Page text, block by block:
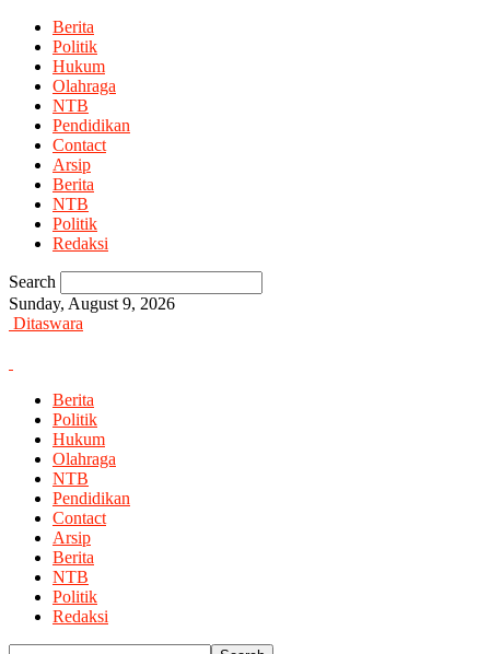
Berita
Politik
Hukum
Olahraga
NTB
Pendidikan
Contact
Arsip
Berita
NTB
Politik
Redaksi
Search
Sunday, August 9, 2026
Ditaswara
Berita
Politik
Hukum
Olahraga
NTB
Pendidikan
Contact
Arsip
Berita
NTB
Politik
Redaksi